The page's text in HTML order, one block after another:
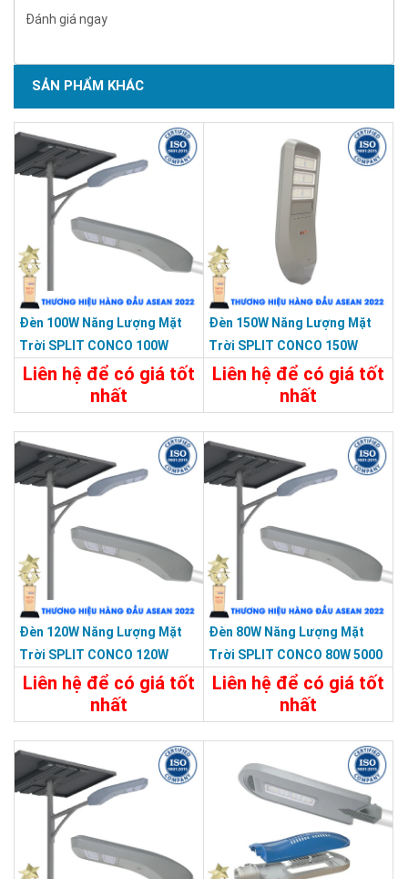
Đánh giá ngay
SẢN PHẨM KHÁC
Đèn 100W Năng Lượng Mặt
Trời SPLIT CONCO 100W
5000 Màu Xám KY-F-HX-002
Liên hệ để có giá tốt
nhất
Đèn 150W Năng Lượng Mặt
Trời SPLIT CONCO 150W
5000 Màu Xám KY-F-HX-004
Liên hệ để có giá tốt
nhất
Đèn 120W Năng Lượng Mặt
Trời SPLIT CONCO 120W
5000 Màu Xám KY-F-HX-003
Liên hệ để có giá tốt
nhất
Đèn 80W Năng Lượng Mặt
Trời SPLIT CONCO 80W 5000
Màu Xám KY-F-HX-001
Liên hệ để có giá tốt
nhất